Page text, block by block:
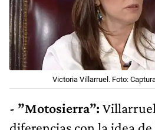
Victoria Villarruel. Foto:
- ”Motosierra”: